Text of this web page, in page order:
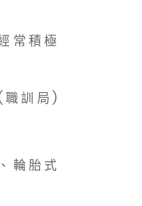
常 積 極
職 訓 局 )
輪 胎 式